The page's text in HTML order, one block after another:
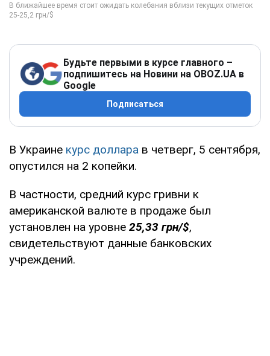
Будьте первыми в курсе главного –
подпишитесь на Новини на OBOZ.UA в
Google
Подписаться
В Украине курс доллара в четверг, 5 сентября,
опустился на 2 копейки.
В частности, средний курс гривни к
американской валюте в продаже был
установлен на уровне 25,33 грн/$,
свидетельствуют данные банковских
учреждений.